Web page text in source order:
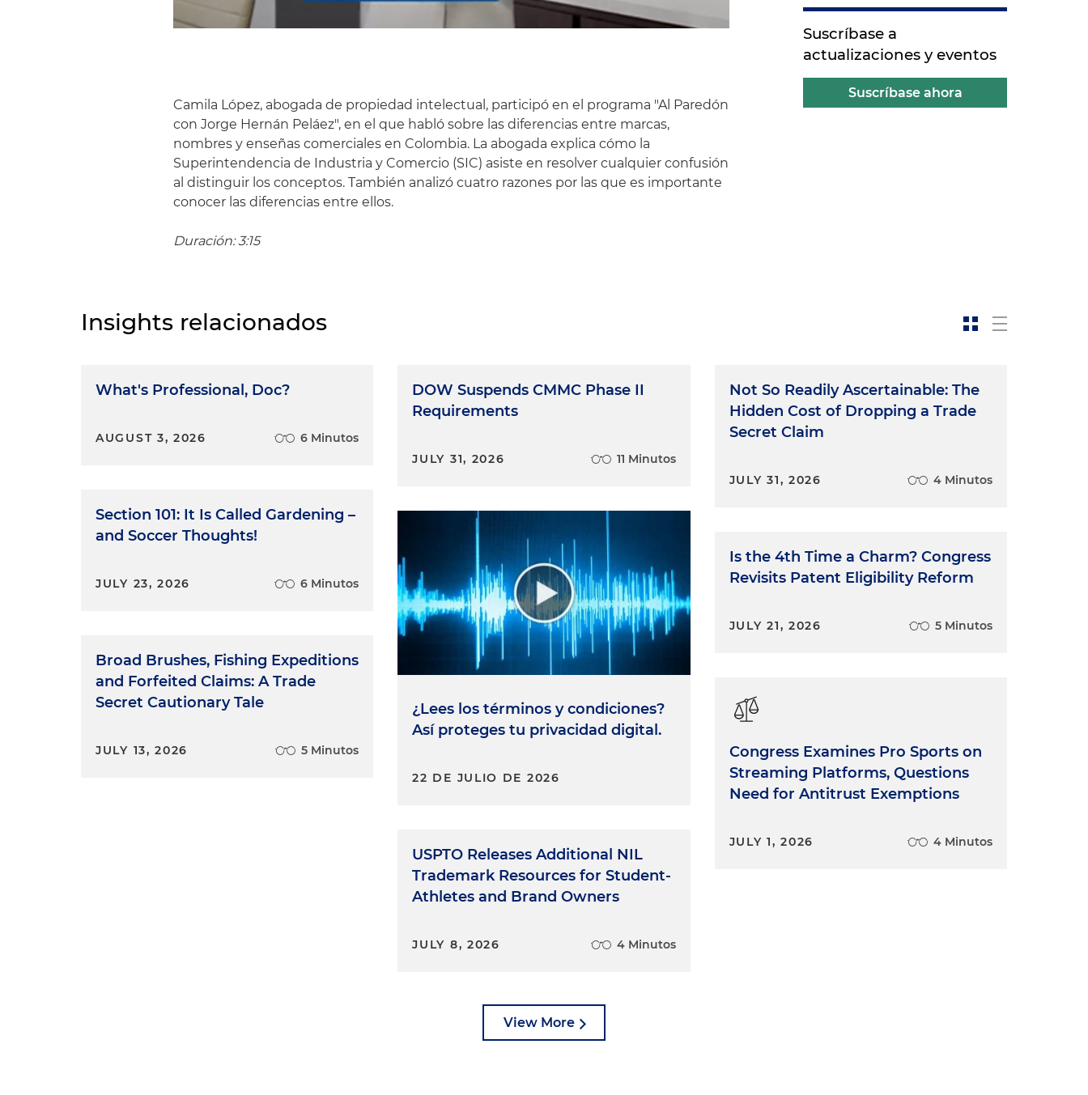
Camila López, abogada de propiedad intelectual, participó en el programa "Al Paredón
con Jorge Hernán Peláez", en el que habló sobre las diferencias entre marcas,
nombres y enseñas comerciales en Colombia. La abogada explica cómo la
Superintendencia de Industria y Comercio (SIC) asiste en resolver cualquier confusión
al distinguir los conceptos. También analizó cuatro razones por las que es importante
conocer las diferencias entre ellos.
Duración: 3:15
Suscríbase a
actualizaciones y eventos
Suscríbase ahora
Insights relacionados
What's Professional, Doc?
AUGUST 3, 2026 6 Minutos
Section 101: It Is Called Gardening –
and Soccer Thoughts!
JULY 23, 2026 6 Minutos
Broad Brushes, Fishing Expeditions
and Forfeited Claims: A Trade
Secret Cautionary Tale
JULY 13, 2026 5 Minutos
DOW Suspends CMMC Phase II
Requirements
JULY 31, 2026 11 Minutos
¿Lees los términos y condiciones?
Así proteges tu privacidad digital.
22 DE JULIO DE 2026
USPTO Releases Additional NIL
Trademark Resources for Student-
Athletes and Brand Owners
JULY 8, 2026 4 Minutos
Not So Readily Ascertainable: The
Hidden Cost of Dropping a Trade
Secret Claim
JULY 31, 2026 4 Minutos
Is the 4th Time a Charm? Congress
Revisits Patent Eligibility Reform
JULY 21, 2026 5 Minutos
Congress Examines Pro Sports on
Streaming Platforms, Questions
Need for Antitrust Exemptions
JULY 1, 2026 4 Minutos
View More